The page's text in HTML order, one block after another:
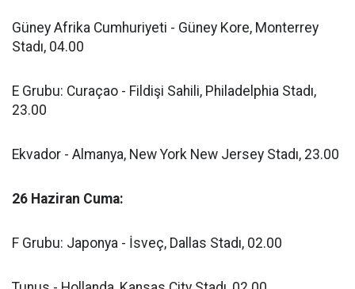
Güney Afrika Cumhuriyeti - Güney Kore, Monterrey
Stadı, 04.00
E Grubu: Curaçao - Fildişi Sahili, Philadelphia Stadı,
23.00
Ekvador - Almanya, New York New Jersey Stadı, 23.00
26 Haziran Cuma:
F Grubu: Japonya - İsveç, Dallas Stadı, 02.00